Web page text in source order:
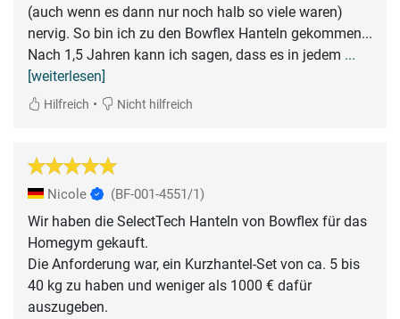
(auch wenn es dann nur noch halb so viele waren)
nervig. So bin ich zu den Bowflex Hanteln gekommen...
Nach 1,5 Jahren kann ich sagen, dass es in jedem ...
[weiterlesen]
Hilfreich • Nicht hilfreich
Nicole (BF-001-4551/1)
Wir haben die SelectTech Hanteln von Bowflex für das
Homegym gekauft.
Die Anforderung war, ein Kurzhantel-Set von ca. 5 bis
40 kg zu haben und weniger als 1000 € dafür
auszugeben.